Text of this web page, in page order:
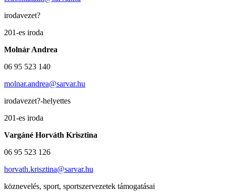
irodavezet?
201-es iroda
Molnár Andrea
06 95 523 140
molnar.andrea@sarvar.hu
irodavezet?-helyettes
201-es iroda
Vargáné Horváth Krisztina
06 95 523 126
horvath.krisztina@sarvar.hu
köznevelés, sport, sportszervezetek támogatásai